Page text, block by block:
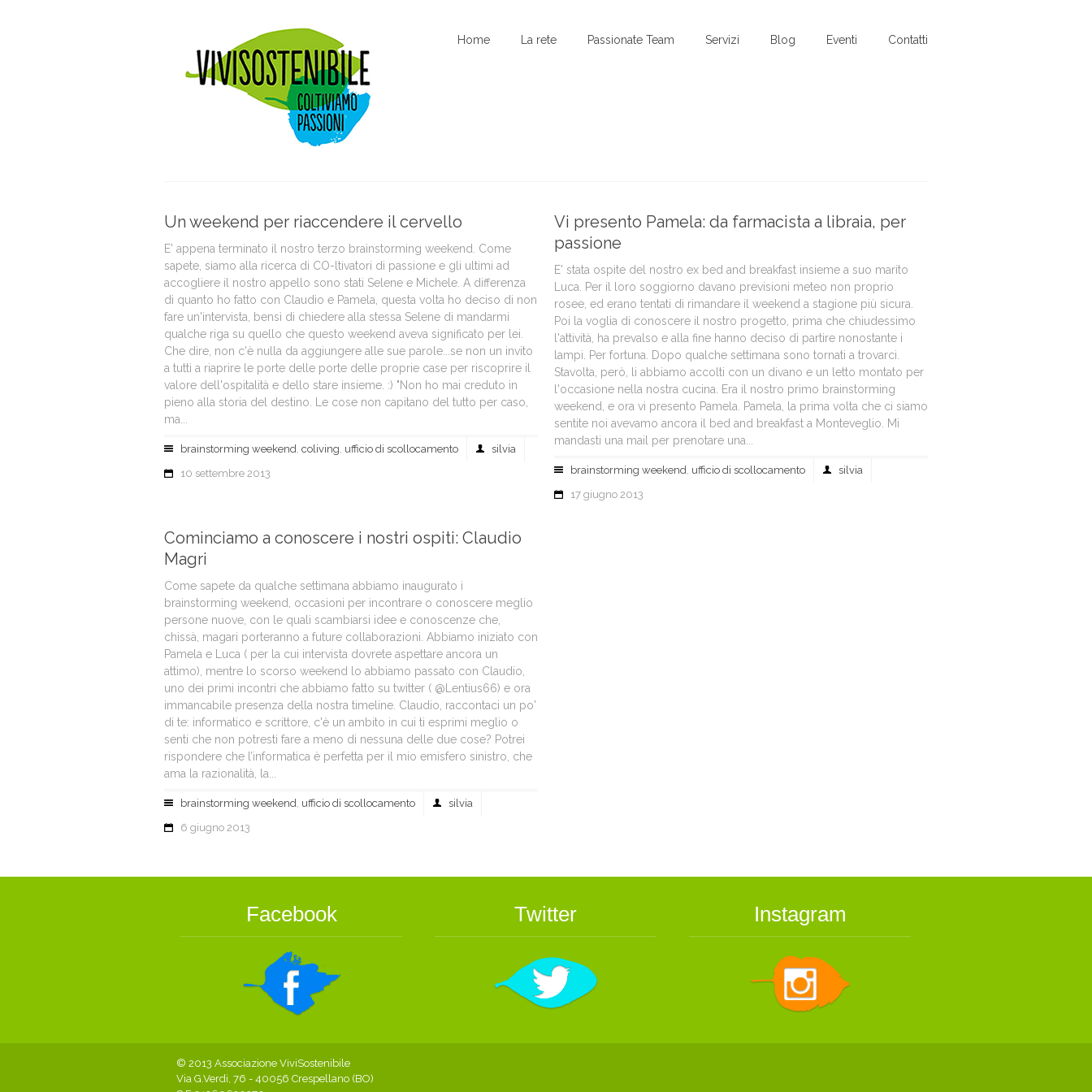
Home La rete Passionate Team Servizi Blog Eventi Contatti
Un weekend per riaccendere il cervello
E' appena terminato il nostro terzo brainstorming weekend. Come
sapete, siamo alla ricerca di CO-ltivatori di passione e gli ultimi ad
accogliere il nostro appello sono stati Selene e Michele. A differenza
di quanto ho fatto con Claudio e Pamela, questa volta ho deciso di non
fare un'intervista, bensì di chiedere alla stessa Selene di mandarmi
qualche riga su quello che questo weekend aveva significato per lei.
Che dire, non c'è nulla da aggiungere alle sue parole...se non un invito
a tutti a riaprire le porte delle porte delle proprie case per riscoprire il
valore dell'ospitalità e dello stare insieme. :) "Non ho mai creduto in
pieno alla storia del destino. Le cose non capitano del tutto per caso,
ma...
brainstorming weekend, coliving, ufficio di scollocamento
silvia
10 settembre 2013
Vi presento Pamela: da farmacista a libraia, per
passione
E' stata ospite del nostro ex bed and breakfast insieme a suo marito
Luca. Per il loro soggiorno davano previsioni meteo non proprio
rosee, ed erano tentati di rimandare il weekend a stagione più sicura.
Poi la voglia di conoscere il nostro progetto, prima che chiudessimo
l'attività, ha prevalso e alla fine hanno deciso di partire nonostante i
lampi. Per fortuna. Dopo qualche settimana sono tornati a trovarci.
Stavolta, però, li abbiamo accolti con un divano e un letto montato per
l'occasione nella nostra cucina. Era il nostro primo brainstorming
weekend, e ora vi presento Pamela. Pamela, la prima volta che ci siamo
sentite noi avevamo ancora il bed and breakfast a Monteveglio. Mi
mandasti una mail per prenotare una...
brainstorming weekend, ufficio di scollocamento
silvia
17 giugno 2013
Cominciamo a conoscere i nostri ospiti: Claudio
Magri
Come sapete da qualche settimana abbiamo inaugurato i
brainstorming weekend, occasioni per incontrare o conoscere meglio
persone nuove, con le quali scambiarsi idee e conoscenze che,
chissà, magari porteranno a future collaborazioni. Abbiamo iniziato con
Pamela e Luca ( per la cui intervista dovrete aspettare ancora un
attimo), mentre lo scorso weekend lo abbiamo passato con Claudio,
uno dei primi incontri che abbiamo fatto su twitter ( @Lentius66) e ora
immancabile presenza della nostra timeline. Claudio, raccontaci un po'
di te: informatico e scrittore, c'è un ambito in cui ti esprimi meglio o
senti che non potresti fare a meno di nessuna delle due cose? Potrei
rispondere che l’informatica è perfetta per il mio emisfero sinistro, che
ama la razionalità, la...
brainstorming weekend, ufficio di scollocamento
silvia
6 giugno 2013
Facebook Twitter Instagram
© 2013 Associazione ViviSostenibile
Via G.Verdi, 76 - 40056 Crespellano (BO)